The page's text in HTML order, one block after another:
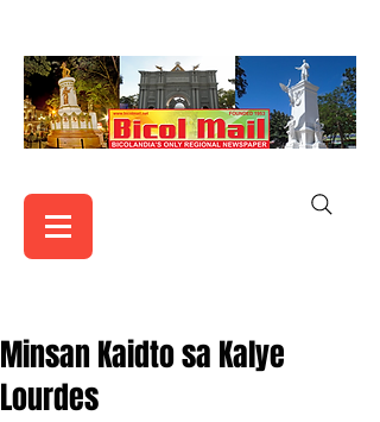
Minsan Kaidto sa Kalye
Lourdes